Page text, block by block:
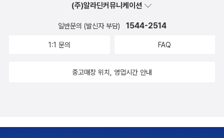
맞다! 그럴 시간이 없다. 최소한 일하는 시간 동안에는 말이다.
개인 여가 시간까지 소비하면서 공부를 해야 한다는 이야기를 할 수
밖에 없는데, 현대 사회에서는 50대에도 공부를 해야 하는 것이 당연
기를 할 수밖에 없다. 직장인들은 회사에서 일하고, 자기 시간을 조금
(주)알라딘커뮤니케이션
일반문의 (발신자 부담) 1544-2514
1:1 문의 FAQ
중고매장 위치, 영업시간 안내